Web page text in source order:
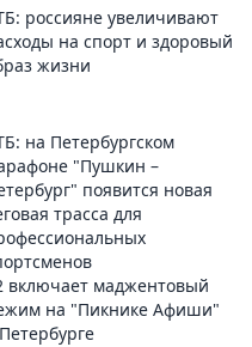
россияне увеличивают
на спорт и здоровый
жизни
на Петербургском
"Пушкин –
появится новая
трасса для
включает маджентовый
на "Пикнике Афиши"